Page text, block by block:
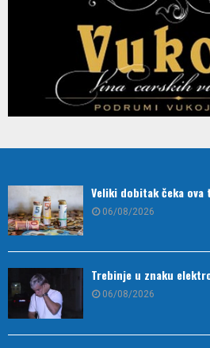
Veliki dobitak čeka ova
06/08/2026
Trebinje u znaku
06/08/2026